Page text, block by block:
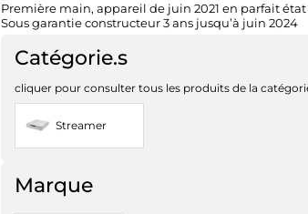
Première main, appareil de juin 2021 en parfait état
Sous garantie constructeur 3 ans jusqu’à juin 2024
Catégorie.s
cliquer pour consulter tous les produits de la
Streamer
Marque